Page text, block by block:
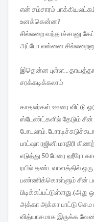
என் சம்சாரம்
உனக்கென்ன?
சில்லறை வந்தாச்சானு
அப்போ என்னை
இதென்ன புள்ள...
சரக்கடிக்கலாம்
காதலர்கள் ஊரை விட்டு
ஸ்டேண்ட்களில் தேடும்
போடலாம்.
பாட்ஷா ரஜினி மாதிரி
எடுத்து 50 பேரை ஹீரோ
ரயில் தண்டவாளத்தில்
பண்ணிக்கொள்ளும் சீன்
அக்கா அக்கா பாட்டு செம
வித்யாசமாக இருக்க